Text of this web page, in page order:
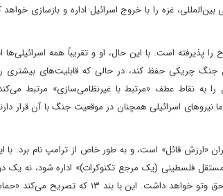
غزه را با خروج اسرائیل اداره و بازسازی خواهد
پذیرفته است. با این حال، او و تقریباً همه اسرائیلی‌ها
چریکی حفظ کند، در حالی که قابلیت‌های بیشتری را
را به نقاط عطف «مرتبط با غیرنظامی‌سازی» مرتبط
اسرائیلی همچنان در موقعیت جنگ با آن قرار
«ارزش قائل» است، و به طور خاص از ترامپ نام برد. با
فلسطینی (یک مرجع تکنوکرات)» اداره شود، نه یک
چارچوب «موضع یکپارچه فلسطینی» خواهد بود، به این معنی که